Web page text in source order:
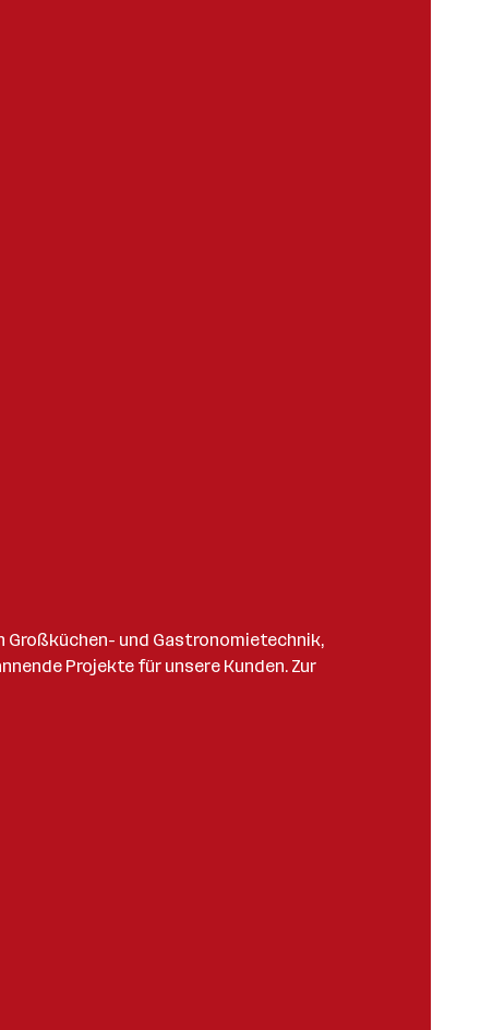
und Gastronomietechnik,
Projekte für unsere Kunden. Zur